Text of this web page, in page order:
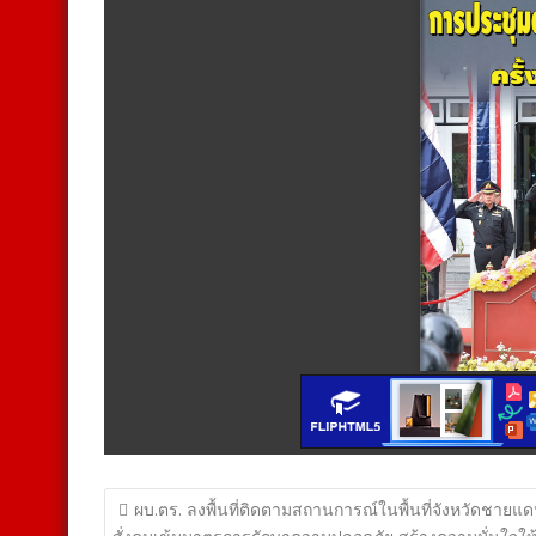
แนะแนว
ผบ.ตร. ลงพื้นที่ติดตามสถานการณ์ในพื้นที่จังหวัดชายแ